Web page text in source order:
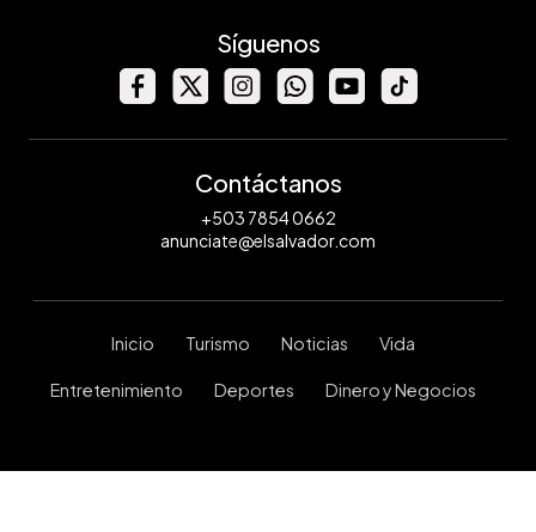
Síguenos
Contáctanos
+503 7854 0662
anunciate@elsalvador.com
Inicio Turismo Noticias Vida
Entretenimiento Deportes Dinero y Negocios